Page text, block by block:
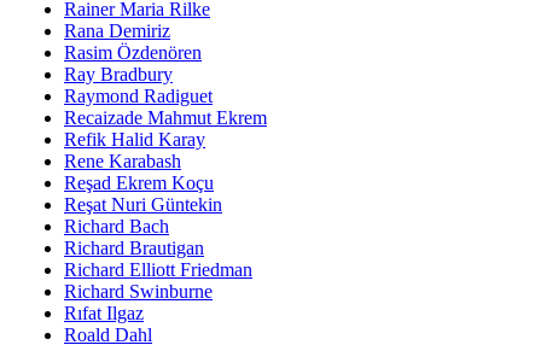
Rainer Maria Rilke
Rana Demiriz
Rasim Özdenören
Ray Bradbury
Raymond Radiguet
Recaizade Mahmut Ekrem
Refik Halid Karay
Rene Karabash
Reşad Ekrem Koçu
Reşat Nuri Güntekin
Richard Bach
Richard Brautigan
Richard Elliott Friedman
Richard Swinburne
Rıfat Ilgaz
Roald Dahl